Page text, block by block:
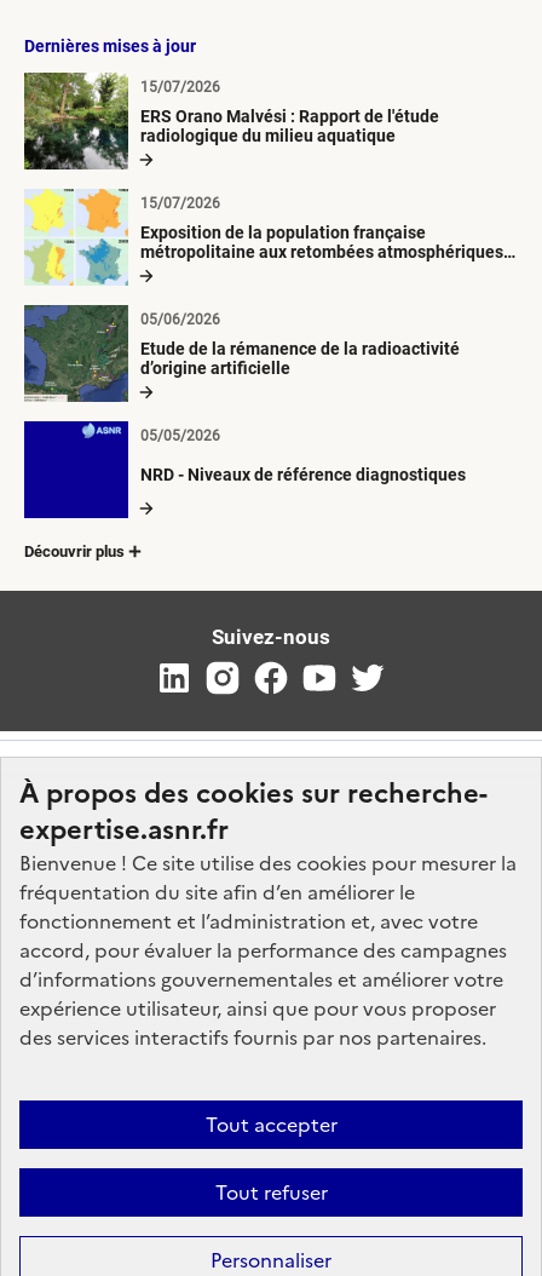
À propos des cookies sur recherche-
expertise.asnr.fr
Bienvenue ! Ce site utilise des cookies pour mesurer la
fréquentation du site afin d’en améliorer le
fonctionnement et l’administration et, avec votre
accord, pour évaluer la performance des campagnes
d’informations gouvernementales et améliorer votre
expérience utilisateur, ainsi que pour vous proposer
des services interactifs fournis par nos partenaires.
Tout accepter
Tout refuser
Personnaliser
Dernières mises à jour
ERS Orano Malvési : Rapport de l'étude
radiologique du milieu aquatique
15/07/2026
Exposition de la population française
métropolitaine aux retombées atmosphériques
radioactives depuis 1945
15/07/2026
Etude de la rémanence de la radioactivité
d’origine artificielle
05/06/2026
NRD - Niveaux de référence diagnostiques
05/05/2026
Découvrir plus
Suivez-nous
Nos marchés
Nos offres d'emploi
FAQ
Glossaire
Plan du site